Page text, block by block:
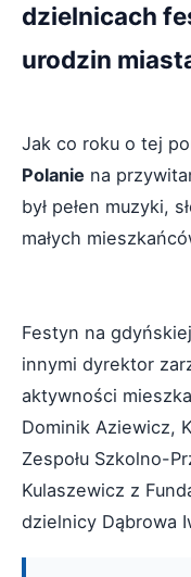
dzielnicach
urodzin
Jak co roku o tej
Polanie na
był pełen muzyki,
małych
Festyn na
innymi dyrektor
aktywności
Dominik Aziewicz,
Zespołu Szkolno-
Kulaszewicz z
dzielnicy Dąbrowa